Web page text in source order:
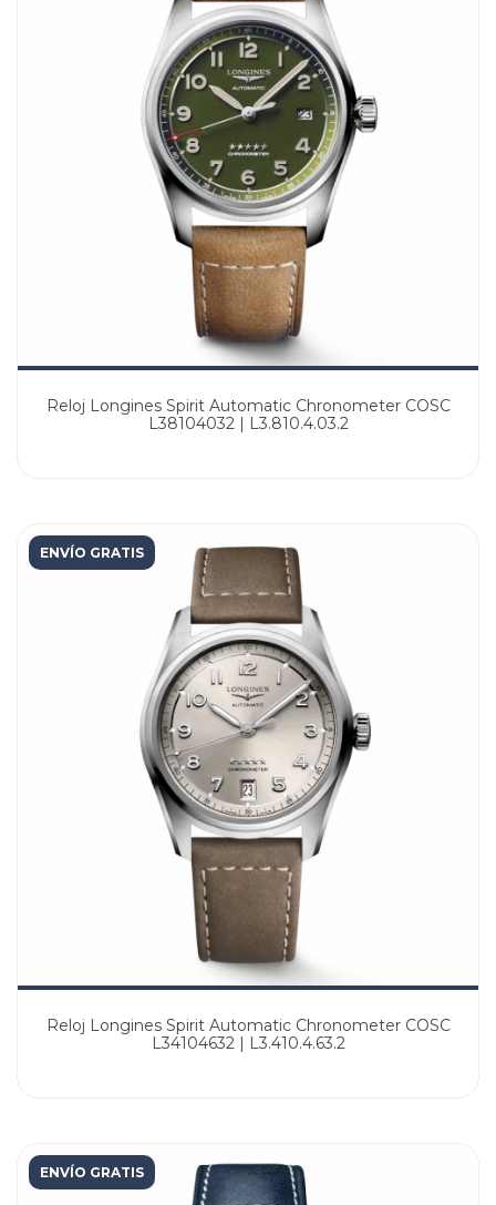
Reloj Longines Spirit Automatic Chronometer COSC
L38104032 | L3.810.4.03.2
ENVÍO GRATIS
Reloj Longines Spirit Automatic Chronometer COSC
L34104632 | L3.410.4.63.2
ENVÍO GRATIS